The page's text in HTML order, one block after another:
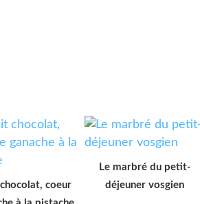
coeur
Le marbré du petit-
déjeuner vosgien